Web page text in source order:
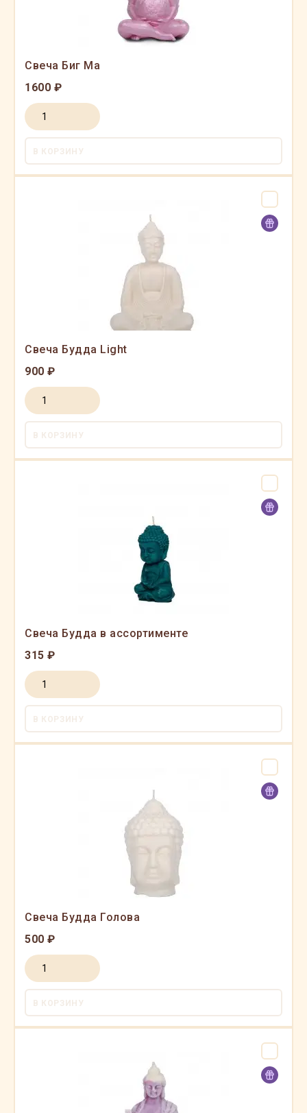
Свеча Биг Ма
1600 ₽
В КОРЗИНУ
Свеча Будда Light
900 ₽
В КОРЗИНУ
Свеча Будда в ассортименте
315 ₽
В КОРЗИНУ
Свеча Будда Голова
500 ₽
В КОРЗИНУ